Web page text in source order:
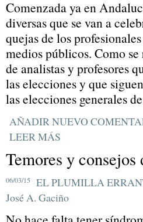
Comenzada ya en
diversas que se van a
quejas de los
medios públicos. Como
de analistas y profesores
las elecciones y que
las elecciones generales
AÑADIR NUEVO
LEER MÁS
Temores y
06/03/15
EL PLUMILLA
José A. Gaciño